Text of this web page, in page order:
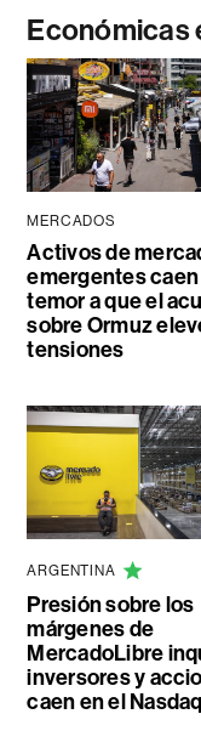
Económicas
MERCADOS
Activos de
emergentes
temor a que el
sobre Ormuz
tensiones
ARGENTINA
Presión sobre los
márgenes de
MercadoLibre
inversores y
caen en el Nasdaq